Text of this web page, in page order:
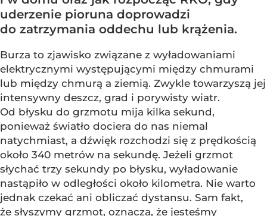
uderzenie pioruna doprowadzi
do zatrzymania oddechu lub krążenia.
Burza to zjawisko związane z wyładowaniami
elektrycznymi występującymi między chmurami
lub między chmurą a ziemią. Zwykle towarzyszą jej
intensywny deszcz, grad i porywisty wiatr.
Od błysku do grzmotu mija kilka sekund,
ponieważ światło dociera do nas niemal
natychmiast, a dźwięk rozchodzi się z prędkością
około 340 metrów na sekundę. Jeżeli grzmot
słychać trzy sekundy po błysku, wyładowanie
nastąpiło w odległości około kilometra. Nie warto
jednak czekać ani obliczać dystansu. Sam fakt,
że słyszymy grzmot, oznacza, że jesteśmy